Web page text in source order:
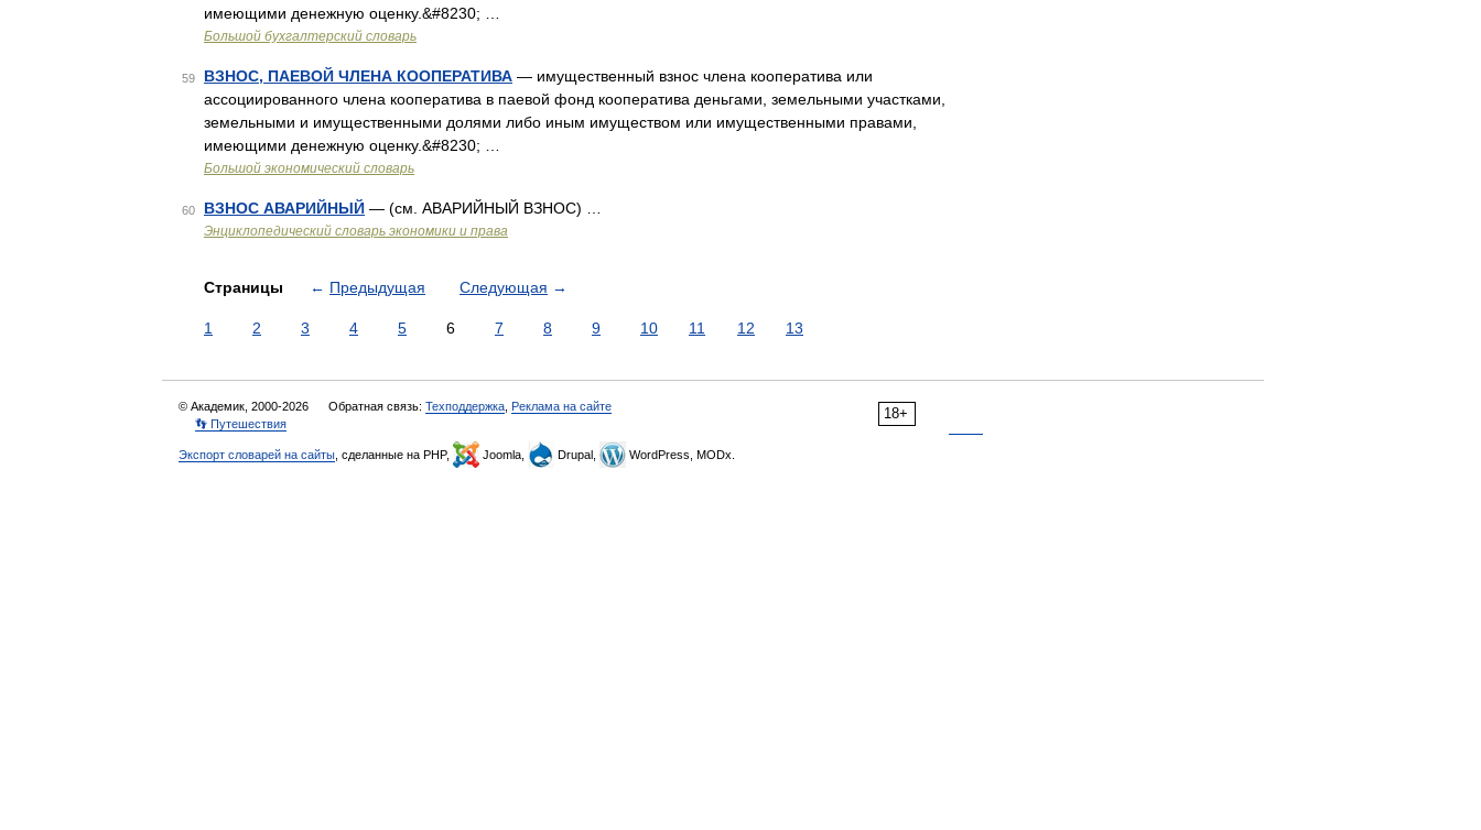
имеющими денежную оценку.&#8230; …
Большой бухгалтерский словарь
59 ВЗНОС, ПАЕВОЙ ЧЛЕНА КООПЕРАТИВА — имущественный взнос члена кооператива или
ассоциированного члена кооператива в паевой фонд кооператива деньгами, земельными участками,
земельными и имущественными долями либо иным имуществом или имущественными правами,
имеющими денежную оценку.&#8230; …
Большой экономический словарь
60 ВЗНОС АВАРИЙНЫЙ — (см. АВАРИЙНЫЙ ВЗНОС) …
Энциклопедический словарь экономики и права
Страницы ← Предыдущая Следующая →
1 2 3 4 5 6 7 8 9 10 11 12 13
18+
© Академик, 2000-2026 Обратная связь: Техподдержка Реклама на сайте
👣 Путешествия
Экспорт словарей на сайты , сделанные на PHP, Joomla, Drupal, WordPress, MODx.